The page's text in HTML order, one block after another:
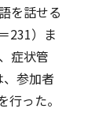
を話せる
231）ま
症状管
参加者
った。